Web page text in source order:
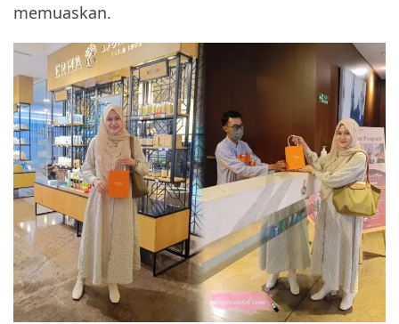
memuaskan.